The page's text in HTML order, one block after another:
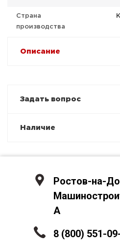
Страна
производства
Описание
Задать вопрос
Наличие
Ростов-на-
А
8 (800) 551-